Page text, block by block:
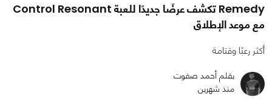
Remedy تكشف عرضًا جديدًا للعبة Control Resonant
مع موعد الإطلاق
أكثر رعبًا وقتامة
بقلم أحمد صفوت
منذ شهرين